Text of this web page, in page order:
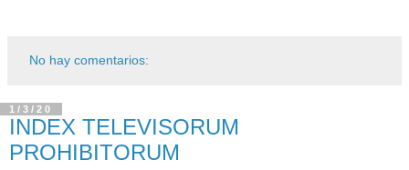
No hay comentarios:
1/3/20
INDEX TELEVISORUM
PROHIBITORUM